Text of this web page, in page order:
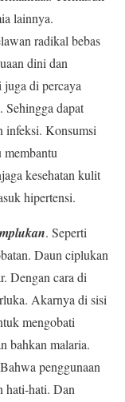
lainnya.
radikal bebas
dini dan
di percaya
dapat
infeksi. Konsumsi
kesehatan kulit
hipertensi.
. Seperti
Daun ciplukan
Dengan cara di
Akarnya di sisi
mengobati
bahkan malaria.
penggunaan
hati-hati. Dan